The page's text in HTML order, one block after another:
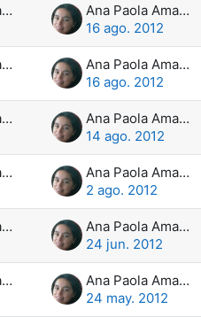
Ana Paola Amadeo
Ana Paola Amadeo
16 ago. 2012
Ana Paola Amadeo
Ana Paola Amadeo
16 ago. 2012
Ana Paola Amadeo
Ana Paola Amadeo
14 ago. 2012
Ana Paola Amadeo
Ana Paola Amadeo
2 ago. 2012
Ana Paola Amadeo
Ana Paola Amadeo
24 jun. 2012
Ana Paola Amadeo
Ana Paola Amadeo
24 may. 2012